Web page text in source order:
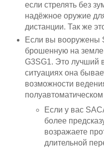
если стрелять без
надёжное оружие
дистанции. Так же
Если вы вооружены
брошенную на
G3SG1. Это лучший
ситуациях она
возможности
Если у вас
более
возражаете
длительной